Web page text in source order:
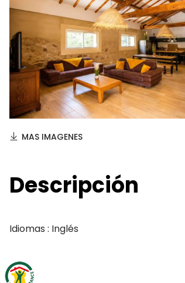
MAS IMAGENES
Descripción
Idiomas : Inglés